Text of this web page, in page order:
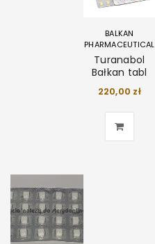
BALKAN
PHARMACEUTICAL
Turanabol
Bałkan tabl
220,00 zł